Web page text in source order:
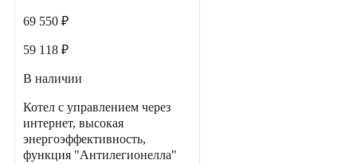
69 550 ₽
59 118 ₽
В наличии
Котел с управлением через
интернет, высокая
энергоэффективность,
функция "Антилегионелла"